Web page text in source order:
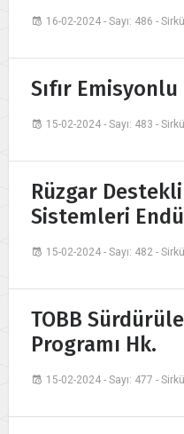
16-02-2024 - Sayı: 486 -
Sıfır
15-02-2024 - Sayı: 483 -
Rüzgar
Sistemleri
15-02-2024 - Sayı: 482 -
TOBB
Programı Hk.
15-02-2024 - Sayı: 477 -